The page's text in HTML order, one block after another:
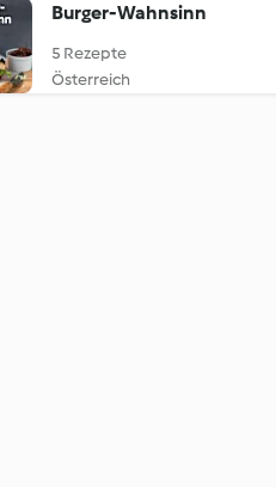
Burger-Wahnsinn
5 Rezepte
Österreich